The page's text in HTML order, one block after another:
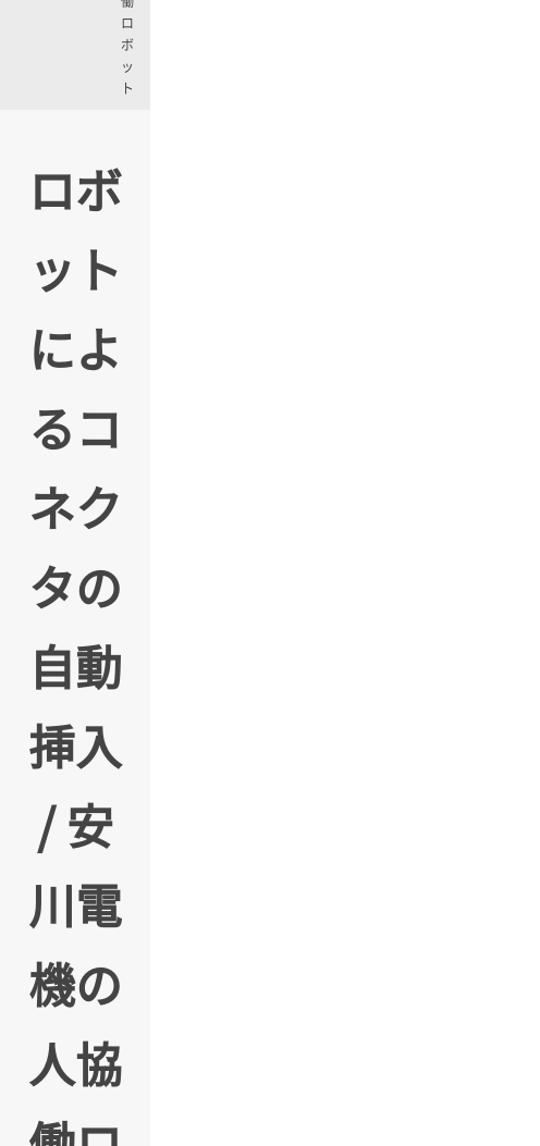
ロ
ボ
ッ
ト
ロボ
ット
によ
るコ
ネク
タの
自動
挿入
/ 安
川電
機の
人協